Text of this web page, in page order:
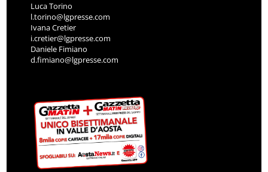
Luca Torino
l.torino@lgpresse.com
Ivana Cretier
i.cretier@lgpresse.com
Daniele Fimiano
d.fimiano@lgpresse.com